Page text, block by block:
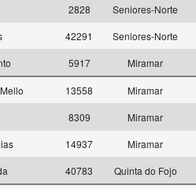
2828 Seniores-Norte
42291 Seniores-Norte
5917 Miramar
13558 Miramar
8309 Miramar
14937 Miramar
40783 Quinta do Fojo